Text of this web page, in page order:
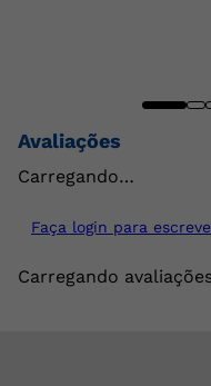
Avaliações
Carregando…
Faça login para
Carregando